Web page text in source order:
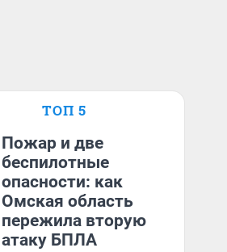
ТОП 5
Пожар и две
беспилотные
опасности: как
Омская область
пережила вторую
атаку БПЛА